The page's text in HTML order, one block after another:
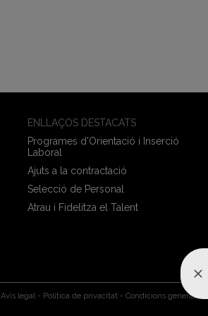
ENLLAÇOS DESTACATS
Programes d'Orientació i Inserció
Laboral
Ajuts a la contractació
Selecció de Personal
Atrau i Fidelitza el Talent
Avís legal - Política de privacitat - Condicions generals